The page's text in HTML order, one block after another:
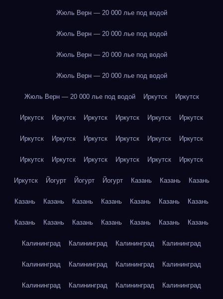
Жюль Верн — 20 000 лье под водой
Жюль Верн — 20 000 лье под водой
Жюль Верн — 20 000 лье под водой
Жюль Верн — 20 000 лье под водой
Жюль Верн — 20 000 лье под водой Иркутск Иркутск
Иркутск Иркутск Иркутск Иркутск Иркутск Иркутск
Иркутск Иркутск Иркутск Иркутск Иркутск Иркутск
Иркутск Иркутск Иркутск Иркутск Иркутск Иркутск
Иркутск Йогурт Йогурт Йогурт Казань Казань Казань
Казань Казань Казань Казань Казань Казань Казань
Казань Казань Казань Казань Казань Казань Казань
Калининград Калининград Калининград Калининград
Калининград Калининград Калининград Калининград
Калининград Калининград Калининград Калининград